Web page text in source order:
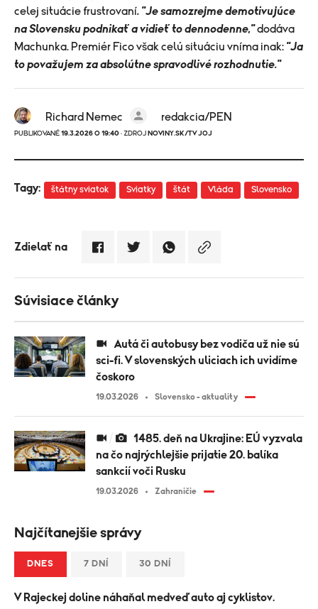
celej situácie frustrovaní. "Je samozrejme demotivujúce
na Slovensku podnikať a vidieť to dennodenne,"dodáva
Machunka. Premiér Fico však celú situáciu vníma inak: "Ja
to považujem za absolútne spravodlivé rozhodnutie."
Richard Nemec redakcia/PEN
PUBLIKOVANÉ 19.3.2026 O 19:40 · ZDROJ NOVINY.SK/TV JOJ
Tagy: štátny sviatok Sviatky štát Vláda Slovensko
Zdielať na
Súvisiace články
sci-fi. V slovenských uliciach ich uvidíme
čoskoro
19.03.2026 Slovensko - aktuality
na čo najrýchlejšie prijatie 20. balíka
sankcií voči Rusku
19.03.2026 Zahraničie
Najčítanejšie správy
DNES 7 DNÍ 30 DNÍ
V Rajeckej doline náhaňal medveď auto aj cyklistov.